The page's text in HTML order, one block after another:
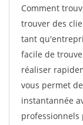
Comment
trouver des
tant
facile de
réaliser
vous permet
instantannée